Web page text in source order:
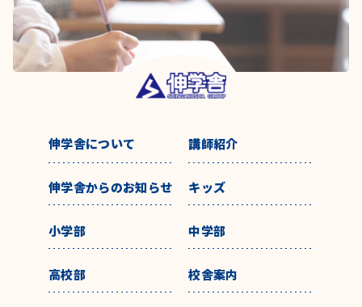
伸学舎について 講師紹介
伸学舎からのお知らせ キッズ
小学部 中学部
高校部 校舎案内